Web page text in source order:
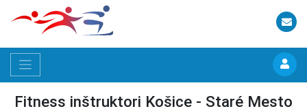
Fitness inštruktori Košice - Staré Mesto